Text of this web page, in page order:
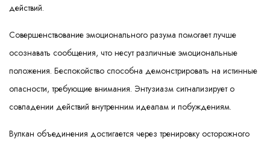
действий.
Совершенствование эмоционального разума помогает лучше
осознавать сообщения, что несут различные эмоциональные
положения. Беспокойство способна демонстрировать на истинные
опасности, требующие внимания. Энтузиазм сигнализирует о
совпадении действий внутренним идеалам и побуждениям.
Вулкан объединения достигается через тренировку осторожного